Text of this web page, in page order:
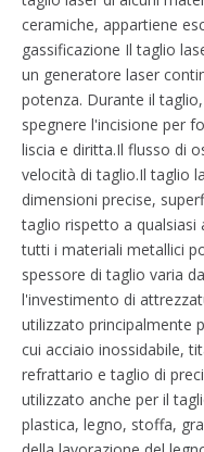
ceramiche, appartiene
gassificazione Il taglio
un generatore laser
potenza. Durante il
spegnere l'incisione per
liscia e diritta.Il flusso di
velocità di taglio.Il taglio
dimensioni precise,
taglio rispetto a
tutti i materiali metallici
spessore di taglio varia
l'investimento di
utilizzato principalmente
cui acciaio inossidabile,
refrattario e taglio di
utilizzato anche per il
plastica, legno, stoffa,